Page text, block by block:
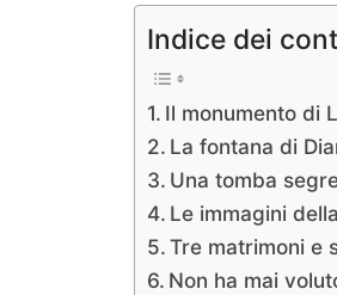
Indice dei
Il monumento di
La fontana di
Una tomba
Le immagini
Tre matrimoni e
Non ha mai